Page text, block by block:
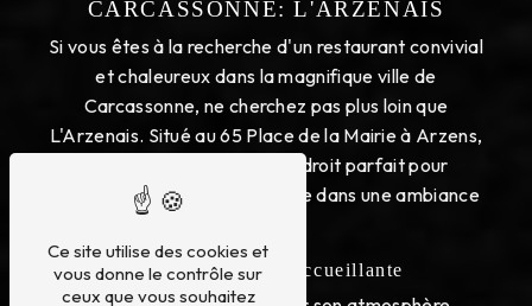
CARCASSONNE: L'ARZENAIS
Si vous êtes à la recherche d'un restaurant convivial
et chaleureux dans la magnifique ville de
Carcassonne, ne cherchez pas plus loin que
L'Arzenais. Situé au 65 Place de la Mairie à Arzens,
cet établissement est l'endroit parfait pour
savourer une délicieuse cuisine dans une ambiance
Une Atmosphère Accueillante
Ce site utilise des cookies et
vous donne le contrôle sur
ceux que vous souhaitez